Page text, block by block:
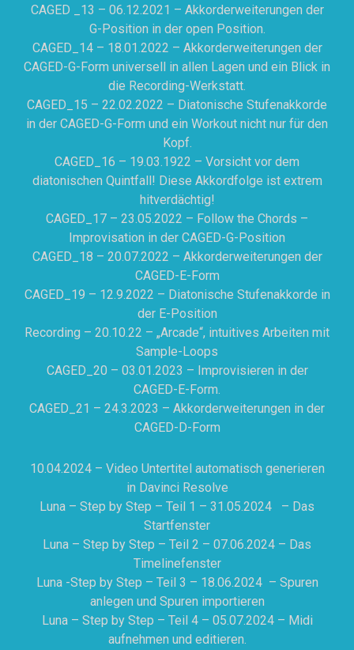
CAGED _13 – 06.12.2021 – Akkorderweiterungen der
G-Position in der open Position.
CAGED_14 – 18.01.2022 – Akkorderweiterungen der
CAGED-G-Form universell in allen Lagen und ein Blick in
die Recording-Werkstatt.
CAGED_15 – 22.02.2022 – Diatonische Stufenakkorde
in der CAGED-G-Form und ein Workout nicht nur für den
Kopf.
CAGED_16 – 19.03.1922 – Vorsicht vor dem
diatonischen Quintfall! Diese Akkordfolge ist extrem
hitverdächtig!
CAGED_17 – 23.05.2022 – Follow the Chords –
Improvisation in der CAGED-G-Position
CAGED_18 – 20.07.2022 – Akkorderweiterungen der
CAGED-E-Form
CAGED_19 – 12.9.2022 – Diatonische Stufenakkorde in
der E-Position
Recording – 20.10.22 – „Arcade“, intuitives Arbeiten mit
Sample-Loops
CAGED_20 – 03.01.2023 – Improvisieren in der
CAGED-E-Form.
CAGED_21 – 24.3.2023 – Akkorderweiterungen in der
CAGED-D-Form
10.04.2024 – Video Untertitel automatisch generieren
in Davinci Resolve
Luna – Step by Step – Teil 1 – 31.05.2024 – Das
Startfenster
Luna – Step by Step – Teil 2 – 07.06.2024 – Das
Timelinefenster
Luna -Step by Step – Teil 3 – 18.06.2024 – Spuren
anlegen und Spuren importieren
Luna – Step by Step – Teil 4 – 05.07.2024 – Midi
aufnehmen und editieren.